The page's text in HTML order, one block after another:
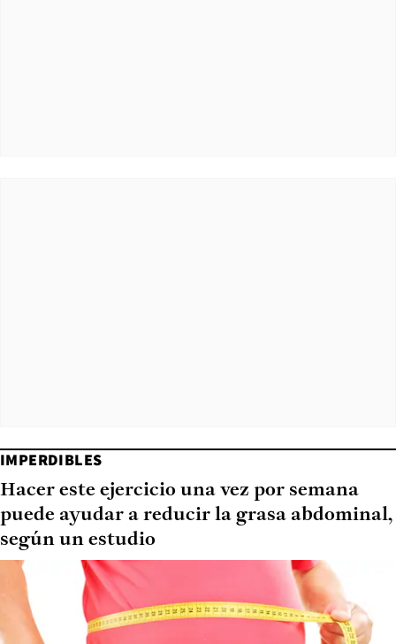
IMPERDIBLES
Hacer este ejercicio una vez por semana
puede ayudar a reducir la grasa abdominal,
según un estudio